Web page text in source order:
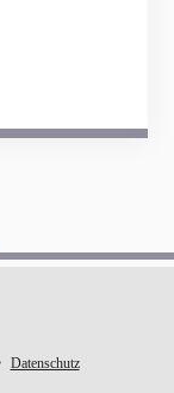
Datenschutz